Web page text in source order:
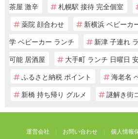
茶屋 激辛
札幌駅 接待 完全個室
薬院 顔合わせ
新横浜 ベビーカ
学 ベビーカー ランチ
新津 子連れ
可能 居酒屋
大手町 ランチ 日曜日
ふるさと納税 ポイント
海老名
新橋 持ち帰り グルメ
謎解き街
運営会社 お問い合わせ 個人情報